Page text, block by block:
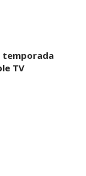
temporada
TV